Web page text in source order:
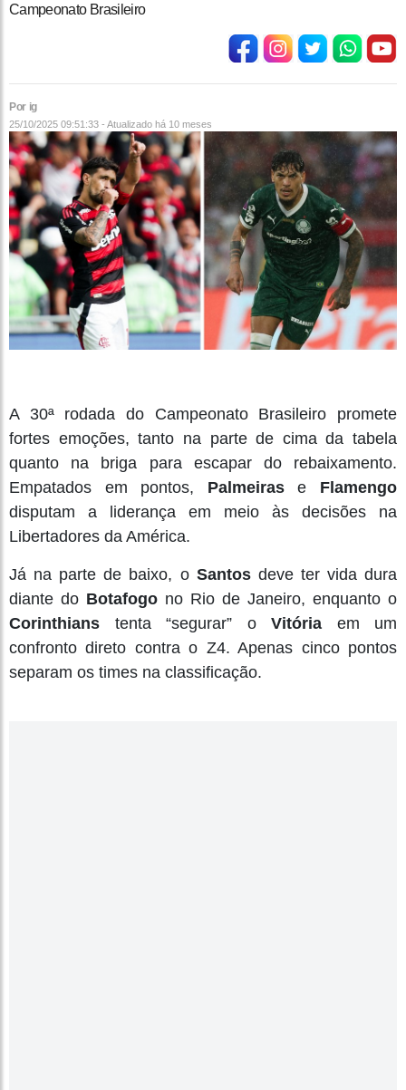
Campeonato Brasileiro
Por ig
25/10/2025 09:51:33 - Atualizado há 10 meses
A 30ª rodada do Campeonato Brasileiro promete
fortes emoções, tanto na parte de cima da tabela
quanto na briga para escapar do rebaixamento.
Empatados em pontos, Palmeirase Flamengo
disputam a liderança em meio às decisões na
Libertadores da América.
Já na parte de baixo, o Santosdeve ter vida dura
diante do Botafogo no Rio de Janeiro, enquanto o
Corinthians tenta “segurar” o Vitória em um
confronto direto contra o Z4. Apenas cinco pontos
separam os times na classificação.